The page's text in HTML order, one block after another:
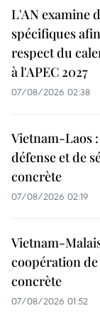
L'AN examine
spécifiques
respect du
à l'APEC 2027
07/08/2026 02:38
Vietnam-Laos
défense et de
concrète
07/08/2026 02:19
Vietnam-
coopération
concrète
07/08/2026 01:52